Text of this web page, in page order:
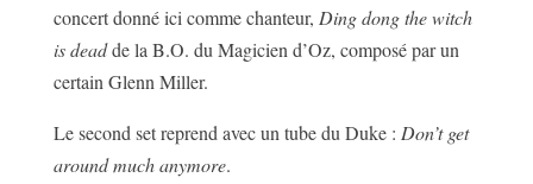
concert donné ici comme chanteur, Ding dong the witch
is deadde la B.O. du Magicien d’Oz, composé par un
certain Glenn Miller.
Le second set reprend avec un tube du Duke : Don’t get
around much anymore.